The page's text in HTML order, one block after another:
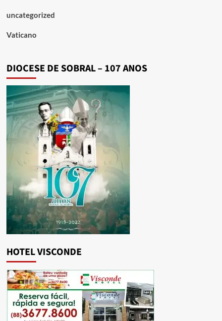
uncategorized
Vaticano
DIOCESE DE SOBRAL – 107 ANOS
HOTEL VISCONDE